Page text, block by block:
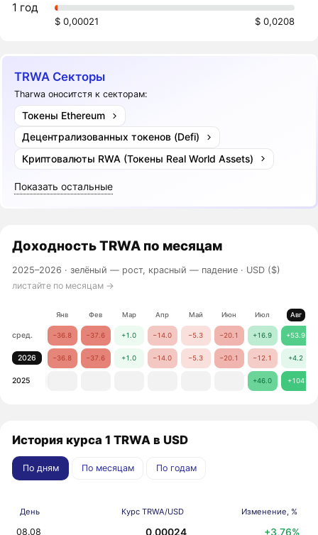
1 год
$ 0,00021 $ 0,0208
TRWA Секторы
Tharwa оноситстя к секторам:
Токены Ethereum
Децентрализованных токенов (Defi)
Криптовалюты RWA (Токены Real World Assets)
Показать остальные
ДоходностьTRWA по месяцам
2025–2026 ·зелёный — рост, красный — падение · USD ($)
листайте по месяцам →
Янв Фев Мар Апр Май Июн Июл Авг
сред. −36.8 −37.6 +1.0 −14.0 −5.3 −20.1 +16.9 +53.9
2026 −36.8 −37.6 +1.0 −14.0 −5.3 −20.1 −12.1 +4.2
2025 +46.0 +104
История курса 1 TRWA в USD
По дням По месяцам По годам
День Курс TRWA/USD Изменение, %
08.08 0,00024 +3,76%